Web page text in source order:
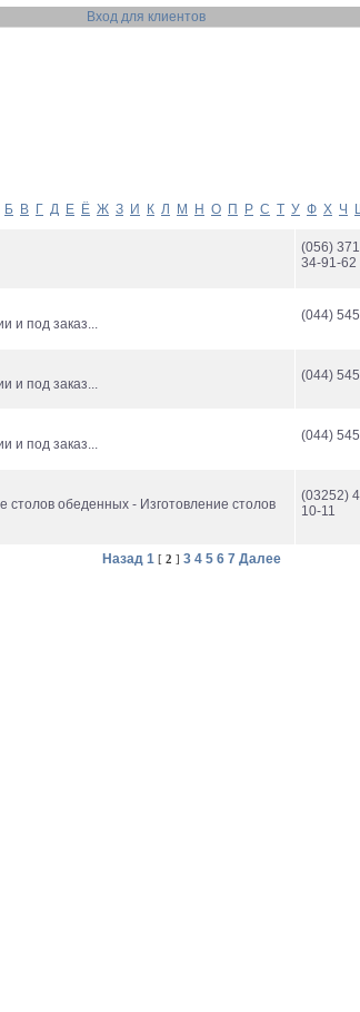
Вход для клиентов
Б В Г Д Е Ё Ж З И К Л М Н О П Р С Т У Ф Х Ч
(056)
34-91-62
и под заказ...
(044)
и под заказ...
(044)
и под заказ...
(044)
столов обеденных - Изготовление столов
(03252)
10-11
Назад 1 [ 2 ] 3 4 5 6 7 Далее